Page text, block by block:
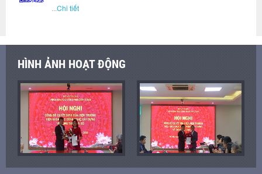
Chi tiết
HÌNH ẢNH HOẠT ĐỘNG